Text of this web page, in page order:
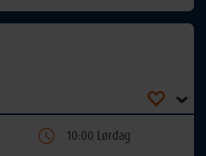
10:00 Lørdag